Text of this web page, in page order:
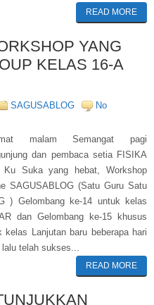
READ MORE
YANG
KELAS 16-A
SAGUSABLOG
No
malam Semangat pagi
dan pembaca setia FISIKA
Ku Suka yang hebat, Workshop
SAGUSABLOG (Satu Guru Satu
) Gelombang ke-14 untuk kelas
dan Gelombang ke-15 khusus
kelas Lanjutan baru beberapa hari
telah sukses...
READ MORE